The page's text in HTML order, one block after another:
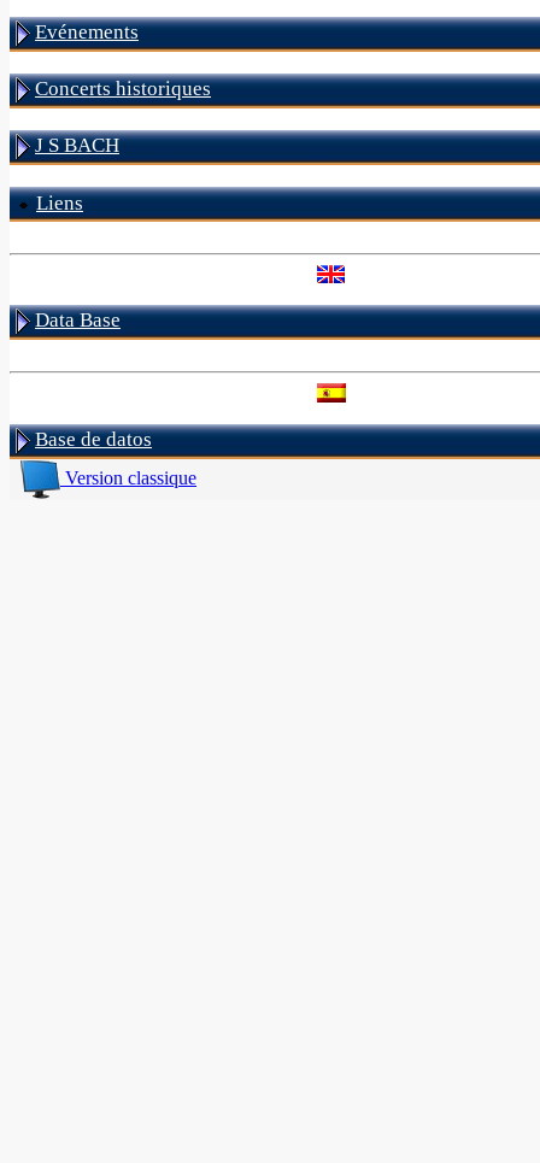
Evénements
Concerts historiques
J S BACH
Liens
Data Base
Base de datos
Version classique